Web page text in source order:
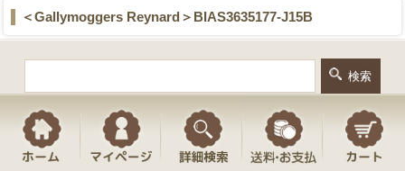
＜Gallymoggers Reynard＞BIAS3635177-J15B